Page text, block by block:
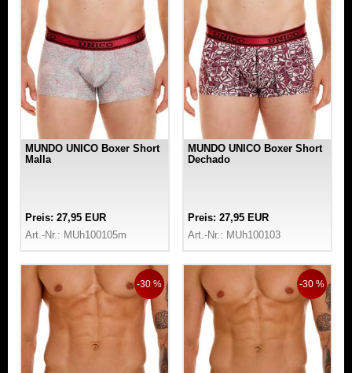
MUNDO UNICO Boxer Short
Malla
Preis: 27,95 EUR
Art.-Nr.: MUh100105m
MUNDO UNICO Boxer Short
Dechado
Preis: 27,95 EUR
Art.-Nr.: MUh100103
-30 % -30 %